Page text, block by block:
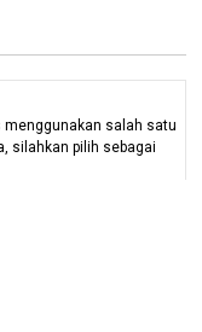
menggunakan salah satu
silahkan pilih sebagai